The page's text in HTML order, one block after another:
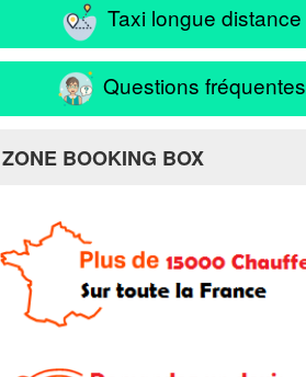
Taxi longue distance
Questions fréquentes
ZONE BOOKING BOX